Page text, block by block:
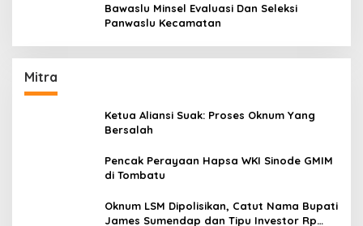
Bawaslu Minsel Evaluasi Dan Seleksi
Panwaslu Kecamatan
Mitra
Ketua Aliansi Suak: Proses Oknum Yang
Bersalah
Pencak Perayaan Hapsa WKI Sinode GMIM
di Tombatu
Oknum LSM Dipolisikan, Catut Nama Bupati
James Sumendap dan Tipu Investor Rp